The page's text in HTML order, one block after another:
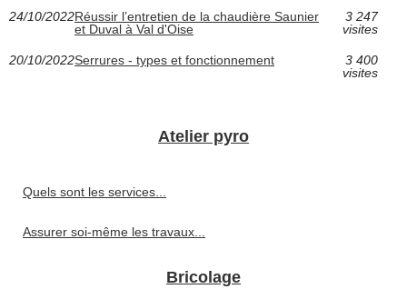
24/10/2022Réussir l’entretien de la chaudière Saunier
et Duval à Val d'Oise
3 247
visites
20/10/2022Serrures - types et fonctionnement
3 400
visites
Atelier pyro
Quels sont les services...
Assurer soi-même les travaux...
Bricolage